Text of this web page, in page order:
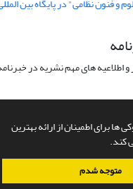
ها برای اطمینان از ارائه بهترین
کند.
متوجه شدم
و اطلاعیه های مهم نشریه در
علمی.طراحی و پیاده سازی از